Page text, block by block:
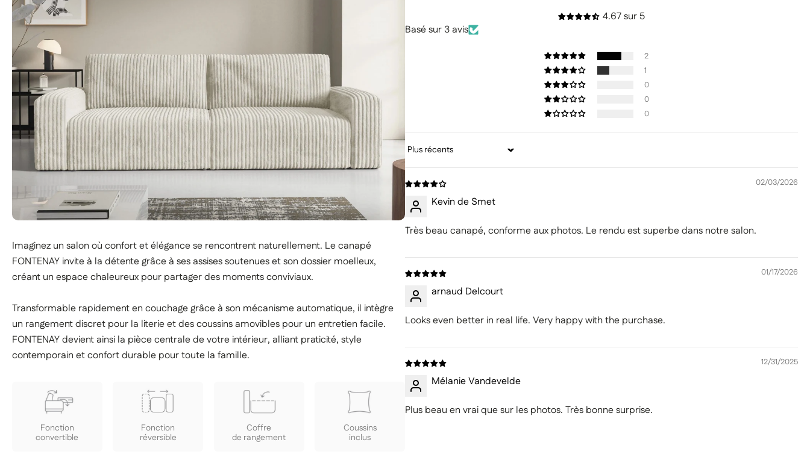
Imaginez un salon où confort et élégance se rencontrent naturellement. Le canapé
FONTENAY invite à la détente grâce à ses assises soutenues et son dossier moelleux,
créant un espace chaleureux pour partager des moments conviviaux.
Transformable rapidement en couchage grâce à son mécanisme automatique, il intègre
un rangement discret pour la literie et des coussins amovibles pour un entretien facile.
FONTENAY devient ainsi la pièce centrale de votre intérieur, alliant praticité, style
contemporain et confort durable pour toute la famille.
Fonction
convertible
Fonction
réversible
Coffre
de rangement
Coussins
inclus
4.67 sur 5
Basé sur 3 avis
2
1
0
0
0
Sort by
02/03/2026
Kevin de Smet
Très beau canapé, conforme aux photos. Le rendu est superbe dans notre salon.
01/17/2026
arnaud Delcourt
Looks even better in real life. Very happy with the purchase.
12/31/2025
Mélanie Vandevelde
Plus beau en vrai que sur les photos. Très bonne surprise.